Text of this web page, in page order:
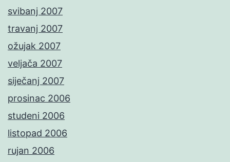
svibanj 2007
travanj 2007
ožujak 2007
veljača 2007
siječanj 2007
prosinac 2006
studeni 2006
listopad 2006
rujan 2006